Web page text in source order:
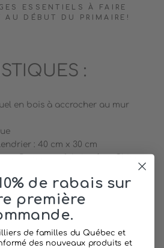
ESSENTIELS À FAIRE
AU DÉBUT DU PRIMAIRE!
:
en bois à accrocher au mur
: 40 cm x 30 cm
Pomango, fabriqué en Chine
de rabais sur
première
de familles du Québec et
des nouveaux produits et